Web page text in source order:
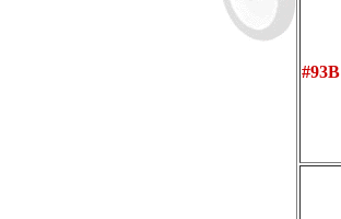
#93B